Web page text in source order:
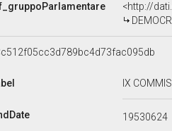
<http://
IX
19530624